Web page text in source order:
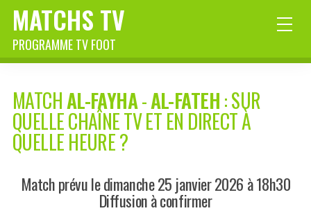
MATCHS TV
PROGRAMME TV FOOT
MATCHAL-FAYHA-AL-FATEH: SUR
QUELLE CHAÎNE TV ET EN DIRECT À
QUELLE HEURE ?
Match prévu le dimanche 25 janvier 2026 à 18h30
Diffusion à confirmer